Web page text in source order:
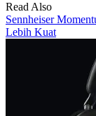
Read Also
Sennheiser
Lebih Kuat